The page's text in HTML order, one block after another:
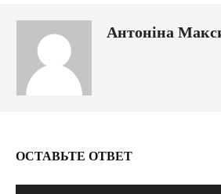
Антоніна
ОСТАВЬТЕ ОТВЕТ